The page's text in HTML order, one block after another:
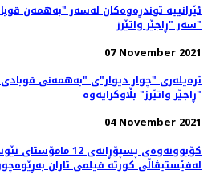
ئێرانییە توندڕەوەکان لەسەر "بەهمەن
سەر "ڕاجێر واتێرز"
07 November 2021
ترەیلەری "چوار دیوار"ی "بەهمەنی
"ڕاجێر واتێرز" بڵاوکرایەوە
04 November 2021
کۆبوونه‌وه‌ی پسپۆڕانه‌ی
له‌فێستیڤاڵی کورته‌ فیلمی تاران